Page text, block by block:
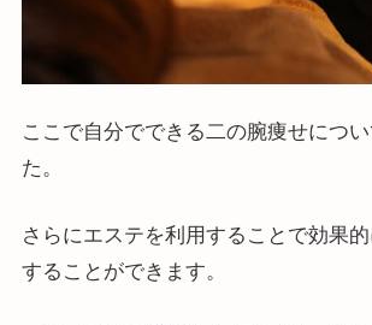
ここで自分でできる二の腕痩せにつ
た。
さらにエステを利用することで効果
することができます。